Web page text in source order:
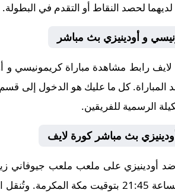
لحصد النقاط أو التقدم في البطولة.
و أودينيزي بث مباشر
رابط مشاهدة مباراة كريمونيسي
المباراة. كل ما عليك هو الدخول إلى
الرسمية للفريقين.
بث مباشر كورة لايف